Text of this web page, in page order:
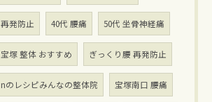
再発防止 40代 腰痛 50代 坐骨神経痛
宝塚 整体 おすすめ ぎっくり腰 再発防止
nのレシピみんなの整体院 宝塚南口 腰痛